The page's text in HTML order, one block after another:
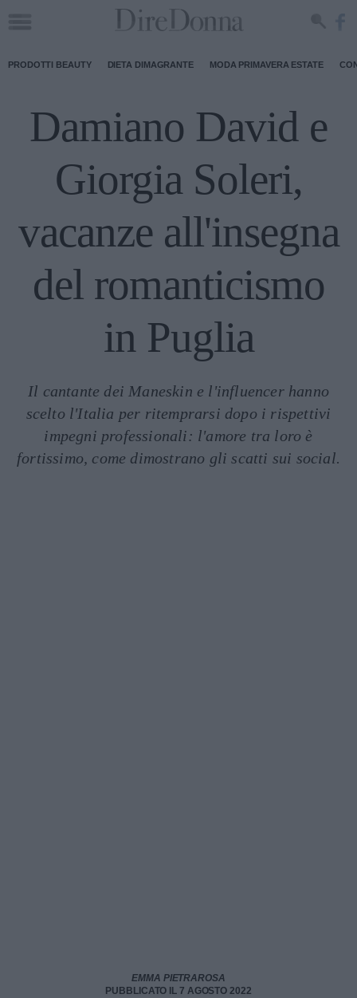
PRODOTTI BEAUTY DIETA DIMAGRANTE MODA PRIMAVERA ESTATE
Damiano David e
Giorgia Soleri,
vacanze all'insegna
del romanticismo
in Puglia
Il cantante dei Maneskin e l'influencer hanno
scelto l'Italia per ritemprarsi dopo i rispettivi
impegni professionali: l'amore tra loro è
fortissimo, come dimostrano gli scatti sui social.
EMMA PIETRAROSA
PUBBLICATO IL 7 AGOSTO 2022